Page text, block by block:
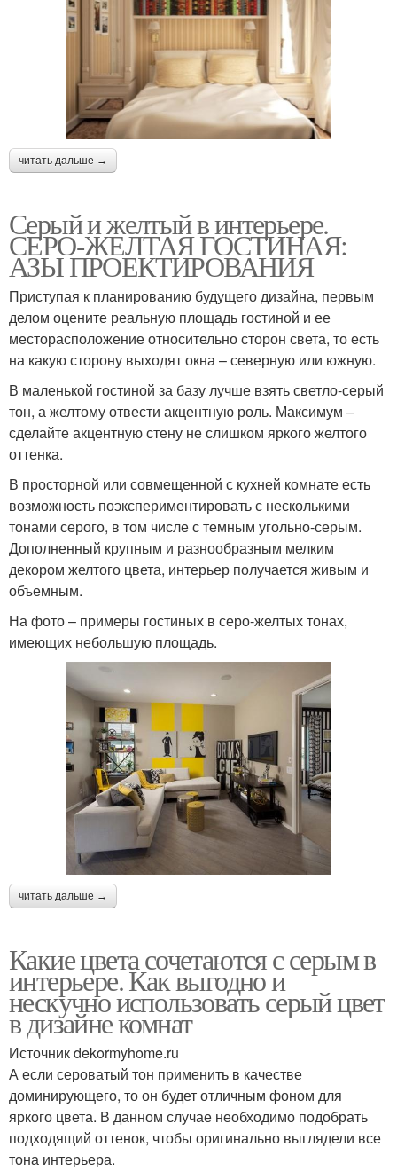
читать дальше →
Серый и желтый в интерьере.
СЕРО-ЖЕЛТАЯ ГОСТИНАЯ:
АЗЫ ПРОЕКТИРОВАНИЯ
Приступая к планированию будущего дизайна, первым
делом оцените реальную площадь гостиной и ее
месторасположение относительно сторон света, то есть
на какую сторону выходят окна – северную или южную.
В маленькой гостиной за базу лучше взять светло-серый
тон, а желтому отвести акцентную роль. Максимум –
сделайте акцентную стену не слишком яркого желтого
оттенка.
В просторной или совмещенной с кухней комнате есть
возможность поэкспериментировать с несколькими
тонами серого, в том числе с темным угольно-серым.
Дополненный крупным и разнообразным мелким
декором желтого цвета, интерьер получается живым и
объемным.
На фото – примеры гостиных в серо-желтых тонах,
имеющих небольшую площадь.
читать дальше →
Какие цвета сочетаются с серым в
интерьере. Как выгодно и
нескучно использовать серый цвет
в дизайне комнат
Источник dekormyhome.ru
А если сероватый тон применить в качестве
доминирующего, то он будет отличным фоном для
яркого цвета. В данном случае необходимо подобрать
подходящий оттенок, чтобы оригинально выглядели все
тона интерьера.